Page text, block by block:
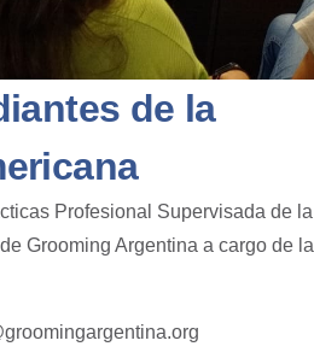
de la
Profesional Supervisada de la
Grooming Argentina a cargo de la